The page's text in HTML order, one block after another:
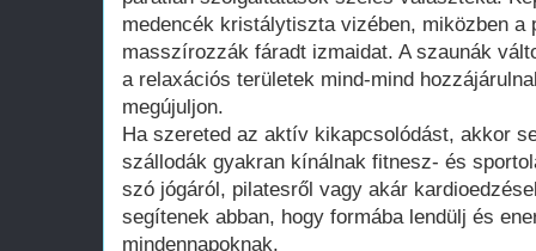
medencék kristálytiszta vizében, miközben a
masszírozzák fáradt izmaidat. A szaunák
a relaxációs területek mind-mind
megújuljon.
Ha szereted az aktív kikapcsolódást, akkor
szállodák gyakran kínálnak fitnesz- és
szó jógáról, pilatesről vagy akár
segítenek abban, hogy formába lendülj és
mindennapoknak.